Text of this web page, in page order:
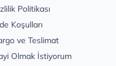
Politikası
Koşulları
ve Teslimat
Olmak İstiyorum